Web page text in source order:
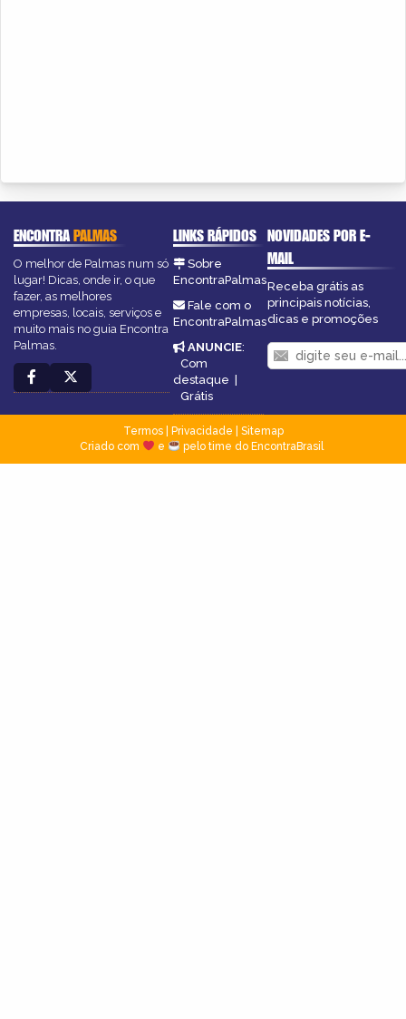
ENCONTRAPALMAS
O melhor de Palmas num só
lugar! Dicas, onde ir, o que
fazer, as melhores
empresas, locais, serviços e
muito mais no guia Encontra
Palmas.
LINKS RÁPIDOS
Sobre
EncontraPalmas
Fale com o
EncontraPalmas
ANUNCIE:
Com
destaque |
Grátis
NOVIDADES POR E-
MAIL
Receba grátis as
principais notícias,
dicas e promoções
Termos| Privacidade
Sitemap
Criado com
e pelo time do EncontraBrasil